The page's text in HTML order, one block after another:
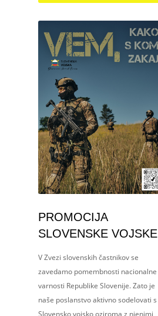
PROMOCIJA
SLOVENSKE VOJSKE
V Zvezi slovenskih častnikov se
zavedamo pomembnosti nacionalne
varnosti Republike Slovenije. Zato je
naše poslanstvo aktivno sodelovati s
Slovensko vojsko oziroma z njenimi